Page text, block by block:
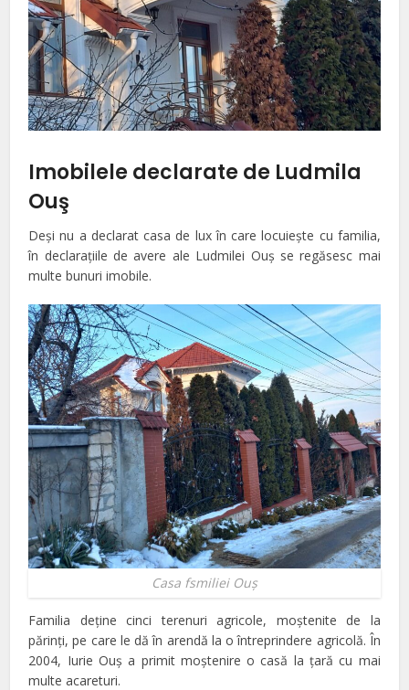
Imobilele declarate de Ludmila
Ouş
Deşi nu a declarat casa de lux în care locuieşte cu familia,
în declaraţiile de avere ale Ludmilei Ouş se regăsesc mai
multe bunuri imobile.
Casa fsmiliei Ouş
Familia deţine cinci terenuri agricole, moştenite de la
părinţi, pe care le dă în arendă la o întreprindere agricolă. În
2004, Iurie Ouş a primit moştenire o casă la ţară cu mai
multe acareturi.